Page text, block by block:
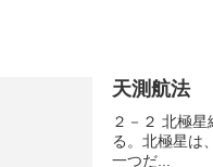
天測航法
２－２ 北極
る。北極星は
一つだ...